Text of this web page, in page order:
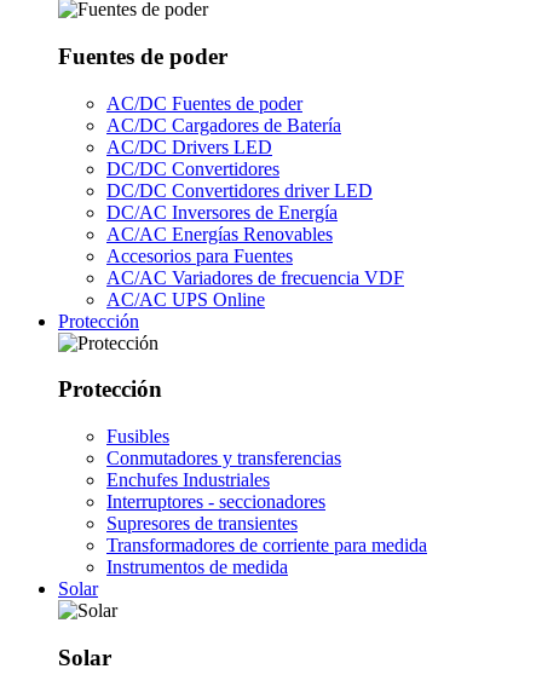
Fuentes de poder
AC/DC Fuentes de poder
AC/DC Cargadores de Batería
AC/DC Drivers LED
DC/DC Convertidores
DC/DC Convertidores driver LED
DC/AC Inversores de Energía
AC/AC Energías Renovables
Accesorios para Fuentes
AC/AC Variadores de frecuencia VDF
AC/AC UPS Online
Protección
Protección
Fusibles
Conmutadores y transferencias
Enchufes Industriales
Interruptores - seccionadores
Supresores de transientes
Transformadores de corriente para medida
Instrumentos de medida
Solar
Solar